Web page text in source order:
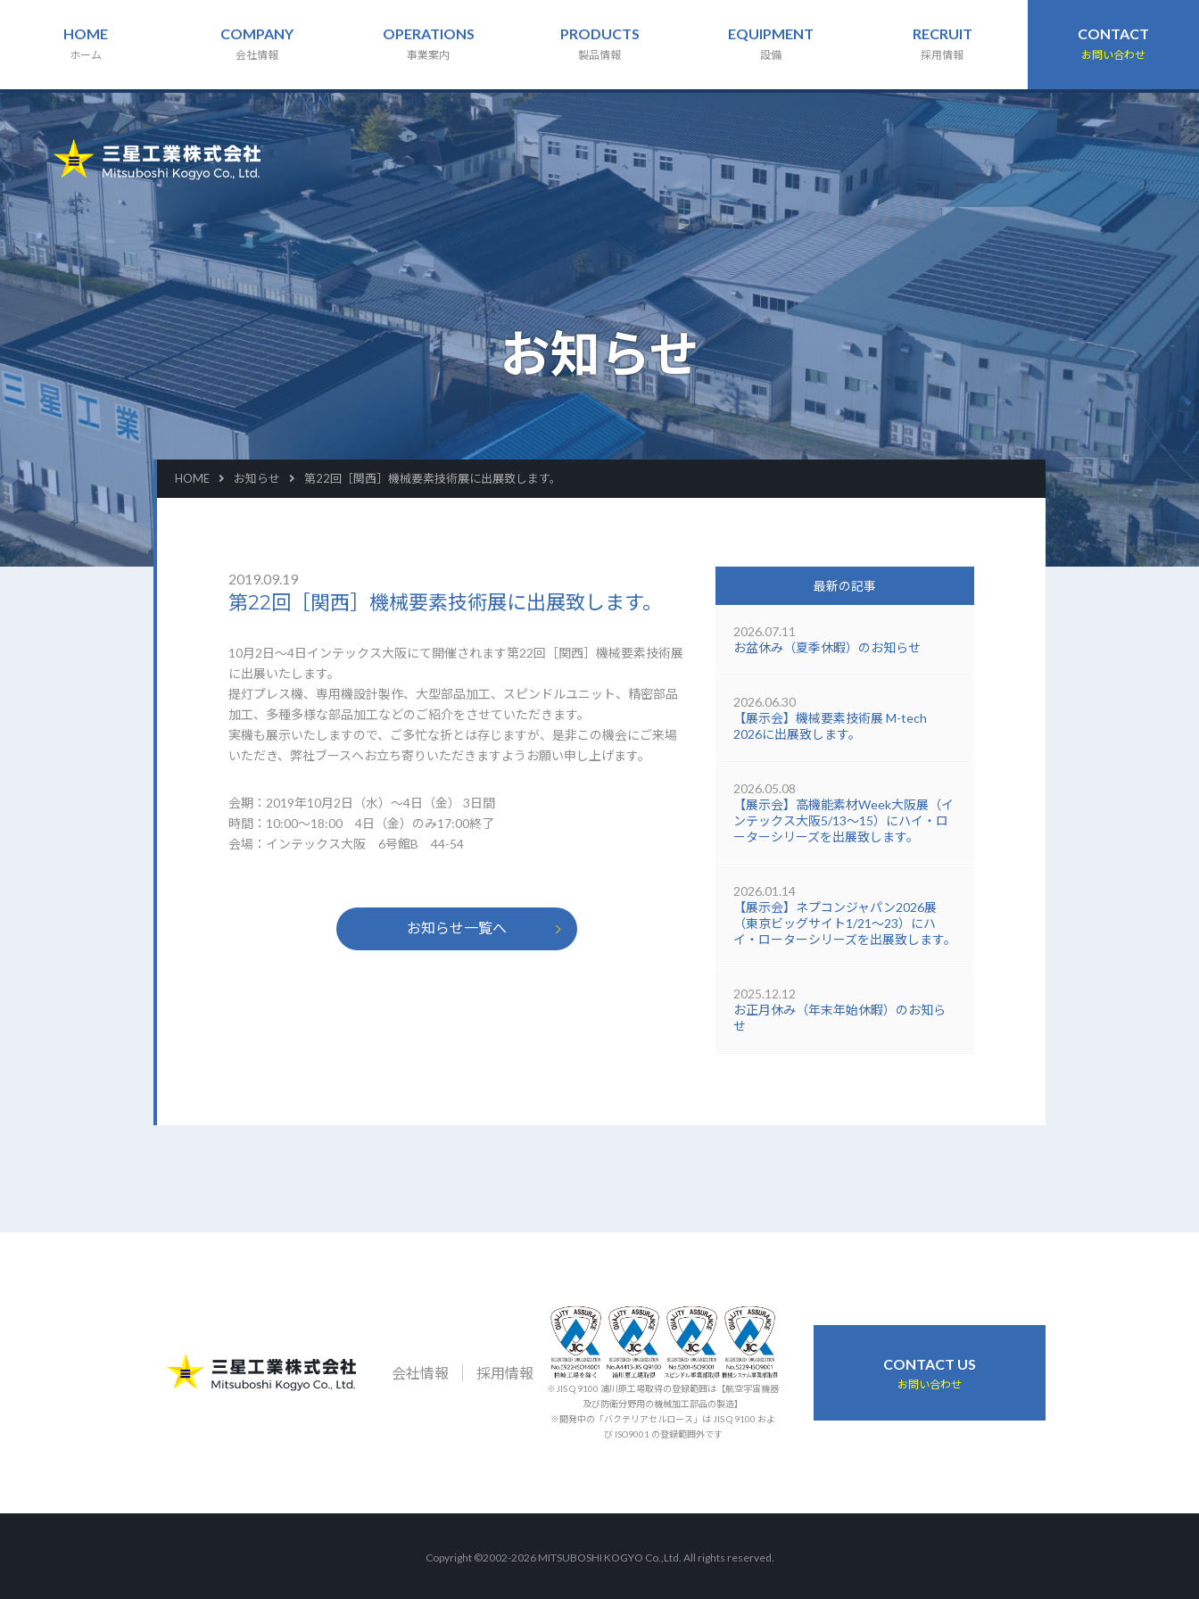
HOME
ホーム
COMPANY
会社情報
OPERATIONS
事業案内
PRODUCTS
製品情報
EQUIPMENT
設備
RECRUIT
採用情報
CONTACT
お問い合わせ
お知らせ
HOME お知らせ 第22回［関西］機械要素技術展に出展致します。
2019.09.19
第22回［関西］機械要素技術展に出展致します。
10月2日～4日インテックス大阪にて開催されます第22回［関西］機械要素技術展
に出展いたします。
提灯プレス機、専用機設計製作、大型部品加工、スピンドルユニット、精密部品
加工、多種多様な部品加工などのご紹介をさせていただきます。
実機も展示いたしますので、ご多忙な折とは存じますが、是非この機会にご来場
いただき、弊社ブースへお立ち寄りいただきますようお願い申し上げます。
会期：2019年10月2日（水）～4日（金） 3日間
時間：10:00～18:00 4日（金）のみ17:00終了
会場：インテックス大阪 6号館B 44-54
お知らせ一覧へ
最新の記事
2026.07.11
お盆休み（夏季休暇）のお知らせ
2026.06.30
【展示会】機械要素技術展 M-tech
2026に出展致します。
2026.05.08
【展示会】高機能素材Week大阪展（イ
ンテックス大阪5/13～15）にハイ・ロ
ーターシリーズを出展致します。
2026.01.14
【展示会】ネプコンジャパン2026展
（東京ビッグサイト1/21～23）にハ
イ・ローターシリーズを出展致します。
2025.12.12
お正月休み（年末年始休暇）のお知ら
せ
会社情報 採用情報
※JIS Q 9100 浦川原工場取得の登録範囲は【航空宇宙機器
及び防衛分野用の機械加工部品の製造】
※開発中の「バクテリアセルロース」は JIS Q 9100 およ
び ISO9001 の登録範囲外です
CONTACT US
お問い合わせ
Copyright ©2002-2026 MITSUBOSHI KOGYO Co.,Ltd. All rights reserved.